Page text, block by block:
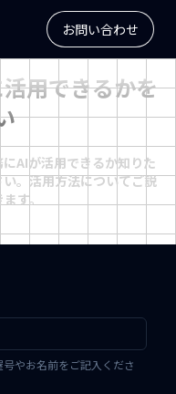
お問い合わせ
用できるかを
AIが活用できるか知りた
。活用方法についてご説
す。
やお名前をご記入くださ